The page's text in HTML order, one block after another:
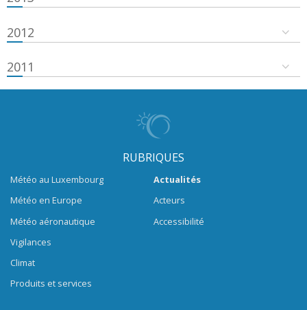
2012
2011
RUBRIQUES
Météo au Luxembourg
Météo en Europe
Météo aéronautique
Vigilances
Climat
Produits et services
Actualités
Acteurs
Accessibilité